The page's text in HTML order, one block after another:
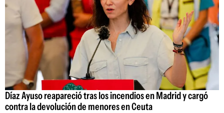
Díaz Ayuso reapareció tras los incendios en Madrid y cargó
contra la devolución de menores en Ceuta